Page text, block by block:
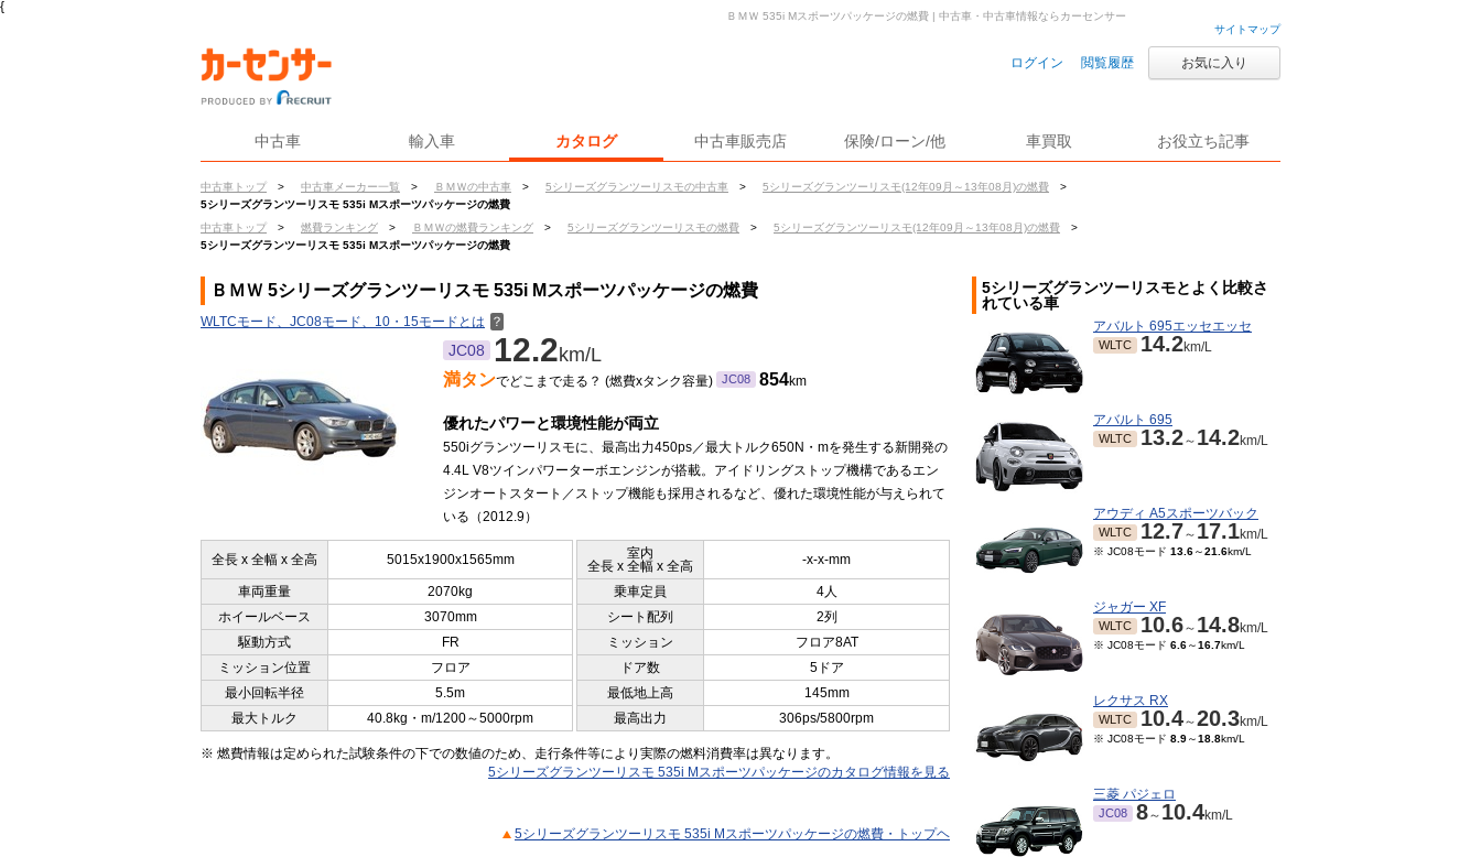
{
サイトマップ
ログイン 閲覧履歴 お気に入り
中古車 輸入車 カタログ 中古車販売店 保険/ローン/他 車買取 お役立ち記事
中古車トップ > 中古車メーカー一覧 > ＢＭＷの中古車 > 5シリーズグランツーリスモの中古車 > 5シリーズグランツーリスモ(12年09月～13年08月)の燃費
>
5シリーズグランツーリスモ 535i Mスポーツパッケージの燃費
中古車トップ
> 燃費ランキング > ＢＭＷの燃費ランキング > 5シリーズグランツーリスモの燃費 > 5シリーズグランツーリスモ(12年09月～13年08月)の燃費
>
5シリーズグランツーリスモ 535i Mスポーツパッケージの燃費
ＢＭＷ 535i Mスポーツパッケージの燃費 | 中古車・中古車情報ならカーセンサー
ＢＭＷ 5シリーズグランツーリスモ 535i Mスポーツパッケージの燃費
WLTCモード、JC08モード、10・15モードとは ？
JC08 12.2km/L
満タンでどこまで走る？ (燃費xタンク容量) JC08 854km
優れたパワーと環境性能が両立
550iグランツーリスモに、最高出力450ps／最大トルク650N・mを発生する新開発の
4.4L V8ツインパワーターボエンジンが搭載。アイドリングストップ機構であるエン
ジンオートスタート／ストップ機能も採用されるなど、優れた環境性能が与えられて
いる（2012.9）
全長 x 全幅 x 全高 5015x1900x1565mm
室内
全長 x 全幅 x 全高
-x-x-mm
車両重量 2070kg 乗車定員
4人
ホイールベース
3070mm シート配列
2列
駆動方式
FR ミッション
フロア8AT
ミッション位置
フロア ドア数
5ドア
最小回転半径
5.5m 最低地上高
145mm
最大トルク
40.8kg・m/1200～5000rpm 最高出力 306ps/5800rpm
※ 燃費情報は定められた試験条件の下での数値のため、走行条件等により実際の燃料消費率は異なります。
5シリーズグランツーリスモ 535i Mスポーツパッケージのカタログ情報を見る
5シリーズグランツーリスモ 535i Mスポーツパッケージの燃費・トップヘ
5シリーズグランツーリスモとよく比較さ
れている車
アバルト 695エッセエッセ
WLTC 14.2km/L
アバルト 695
WLTC 13.2～ 14.2km/L
アウディ A5スポーツバック
WLTC 12.7～ 17.1km/L
※ JC08モード 13.6～21.6km/L
ジャガー XF
WLTC 10.6～ 14.8km/L
※ JC08モード 6.6～16.7km/L
レクサス RX
WLTC 10.4～20.3km/L
※ JC08モード 8.9～18.8km/L
三菱 パジェロ
JC08 8～ 10.4km/L